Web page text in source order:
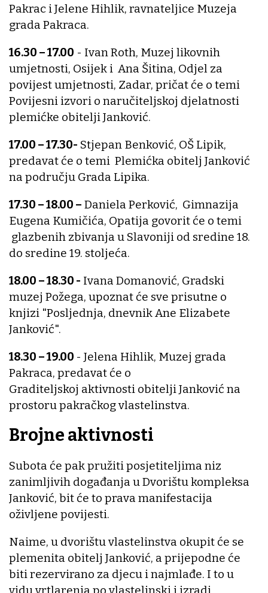
Pakrac i Jelene Hihlik, ravnateljice Muzeja
grada Pakraca.
16.30 – 17.00 - Ivan Roth, Muzej likovnih
umjetnosti, Osijek i Ana Šitina, Odjel za
povijest umjetnosti, Zadar, pričat će o temi
Povijesni izvori o naručiteljskoj djelatnosti
plemićke obitelji Janković.
17.00 – 17.30- Stjepan Benković, OŠ Lipik,
predavat će o temi Plemićka obitelj Janković
na području Grada Lipika.
17.30 – 18.00 – Daniela Perković, Gimnazija
Eugena Kumičića, Opatija govorit će o temi
glazbenih zbivanja u Slavoniji od sredine 18.
do sredine 19. stoljeća.
18.00 – 18.30 - Ivana Domanović, Gradski
muzej Požega, upoznat će sve prisutne o
knjizi "Posljednja, dnevnik Ane Elizabete
Janković".
18.30 – 19.00 - Jelena Hihlik, Muzej grada
Pakraca, predavat će o
Graditeljskoj aktivnosti obitelji Janković na
prostoru pakračkog vlastelinstva.
Brojne aktivnosti
Subota će pak pružiti posjetiteljima niz
zanimljivih događanja u Dvorištu kompleksa
Janković, bit će to prava manifestacija
oživljene povijesti.
Naime, u dvorištu vlastelinstva okupit će se
plemenita obitelj Janković, a prijepodne će
biti rezervirano za djecu i najmlađe. I to u
vidu vrtlarenja po vlastelinski i izradi